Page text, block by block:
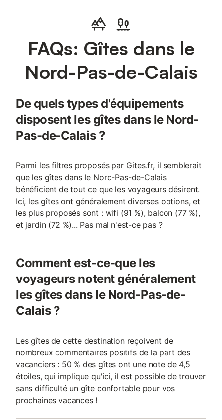
FAQs: Gîtes dans le
Nord-Pas-de-Calais
De quels types d'équipements
disposent les gîtes dans le Nord-
Pas-de-Calais ?
Parmi les filtres proposés par Gites.fr, il semblerait
que les gîtes dans le Nord-Pas-de-Calais
bénéficient de tout ce que les voyageurs désirent.
Ici, les gîtes ont généralement diverses options, et
les plus proposés sont : wifi (91 %), balcon (77 %),
et jardin (72 %)... Pas mal n'est-ce pas ?
Comment est-ce-que les
voyageurs notent généralement
les gîtes dans le Nord-Pas-de-
Calais ?
Les gîtes de cette destination reçoivent de
nombreux commentaires positifs de la part des
vacanciers : 50 % des gîtes ont une note de 4,5
étoiles, qui implique qu'ici, il est possible de trouver
sans difficulté un gîte confortable pour vos
prochaines vacances !